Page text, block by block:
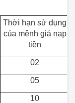
Thời hạn sử dụng
của mệnh giá nạp
tiền
02
05
10